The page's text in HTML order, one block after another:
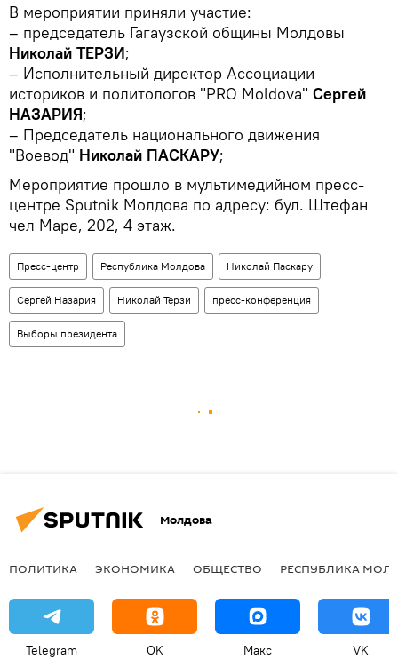
В мероприятии приняли участие:
– председатель Гагаузской общины Молдовы
Николай ТЕРЗИ;
– Исполнительный директор Ассоциации
историков и политологов "PRO Moldova" Сергей
НАЗАРИЯ;
– Председатель национального движения
"Воевод" Николай ПАСКАРУ;
Мероприятие прошло в мультимедийном пресс-
центре Sputnik Молдова по адресу: бул. Штефан
чел Маре, 202, 4 этаж.
Пресс-центр Республика Молдова Николай Паскару
Сергей Назария Николай Терзи пресс-конференция
Выборы президента
Молдова
ПОЛИТИКА ЭКОНОМИКА ОБЩЕСТВО РЕСПУБЛИКА
Telegram OK Макс VK